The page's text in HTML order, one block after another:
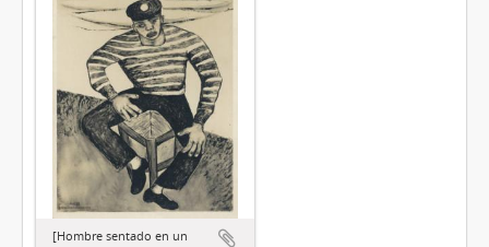
[Hombre sentado en un